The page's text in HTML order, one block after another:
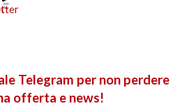
Telegram per non perdere
offerta e news!